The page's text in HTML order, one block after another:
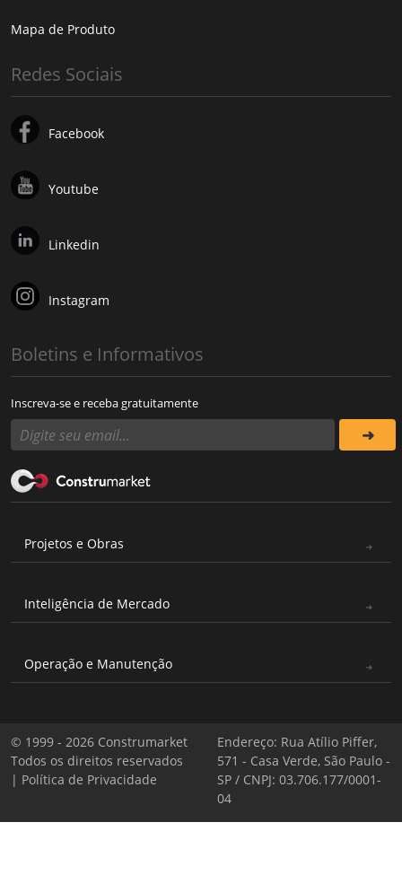
Mapa de Produto
Redes Sociais
Facebook
Youtube
Linkedin
Instagram
Boletins e Informativos
Inscreva-se e receba gratuitamente
Projetos e Obras
Inteligência de Mercado
Operação e Manutenção
© 1999 - 2026 Construmarket
Todos os direitos reservados
| Política de Privacidade
Endereço: Rua Atílio Piffer,
571 - Casa Verde, São Paulo -
SP / CNPJ: 03.706.177/0001-
04